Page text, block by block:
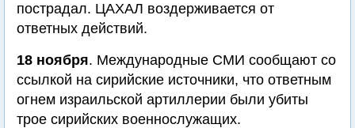
пострадал. ЦАХАЛ воздерживается от
ответных действий.
18 ноября. Международные СМИ сообщают со
ссылкой на сирийские источники, что ответным
огнем израильской артиллерии были убиты
трое сирийских военнослужащих.